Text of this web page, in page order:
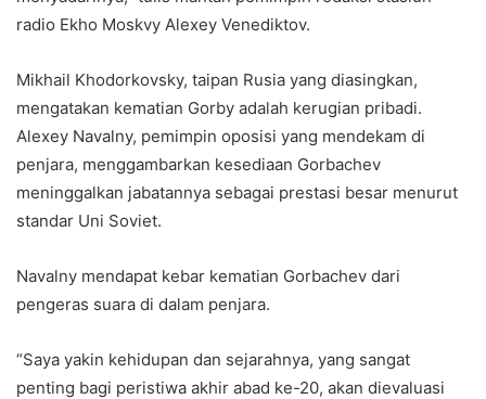
radio Ekho Moskvy Alexey Venediktov.
Mikhail Khodorkovsky, taipan Rusia yang diasingkan,
mengatakan kematian Gorby adalah kerugian pribadi.
Alexey Navalny, pemimpin oposisi yang mendekam di
penjara, menggambarkan kesediaan Gorbachev
meninggalkan jabatannya sebagai prestasi besar menurut
standar Uni Soviet.
Navalny mendapat kebar kematian Gorbachev dari
pengeras suara di dalam penjara.
“Saya yakin kehidupan dan sejarahnya, yang sangat
penting bagi peristiwa akhir abad ke-20, akan dievaluasi